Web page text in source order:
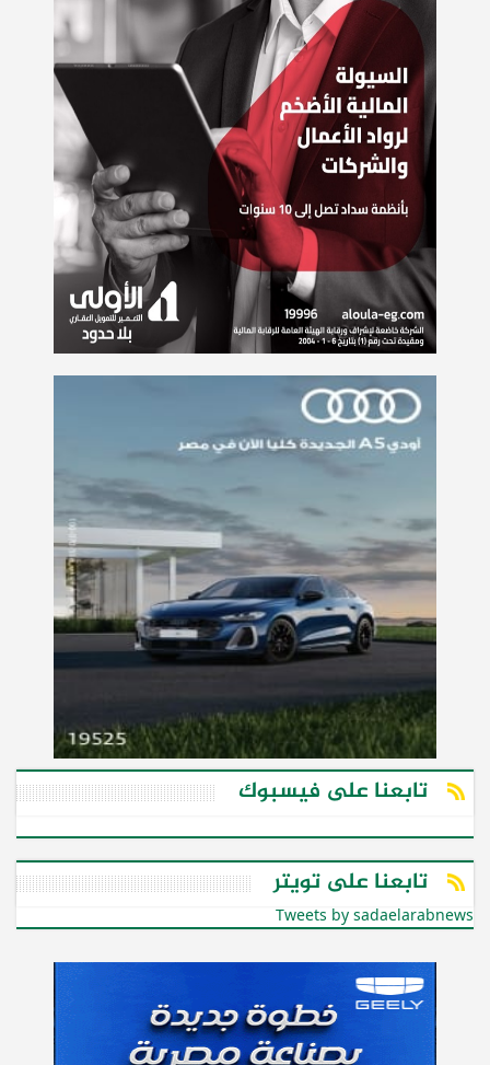
تابعنا على فيسبوك
تابعنا على تويتر
Tweets by sadaelarabnews